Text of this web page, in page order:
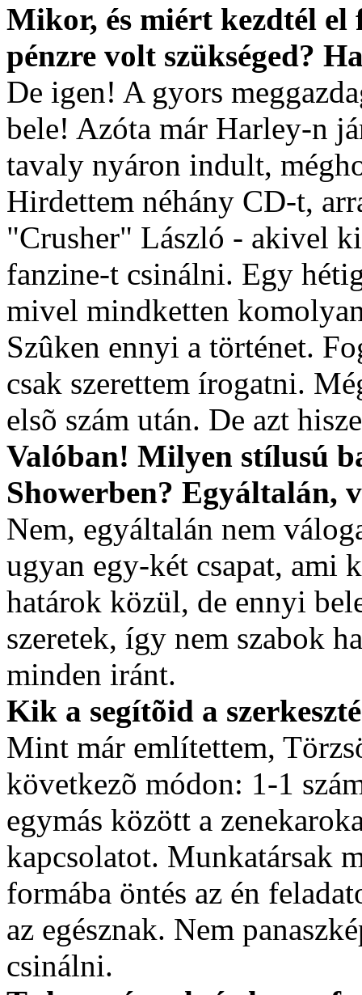
Mikor, és miért kezdtél el
pénzre volt szükséged?
De igen! A gyors
bele! Azóta már Harley-n
tavaly nyáron indult,
Hirdettem néhány CD-t,
"Crusher" László - akivel
fanzine-t csinálni. Egy
mivel mindketten
Szûken ennyi a történet.
csak szerettem írogatni.
elsõ szám után. De azt
Valóban! Milyen stílusú
Showerben? Egyáltalán,
Nem, egyáltalán nem
ugyan egy-két csapat, ami
határok közül, de ennyi
szeretek, így nem szabok
minden iránt.
Kik a segítõid a
Mint már említettem,
következõ módon: 1-1
egymás között a
kapcsolatot. Munkatársak
formába öntés az én
az egésznak. Nem
csinálni.